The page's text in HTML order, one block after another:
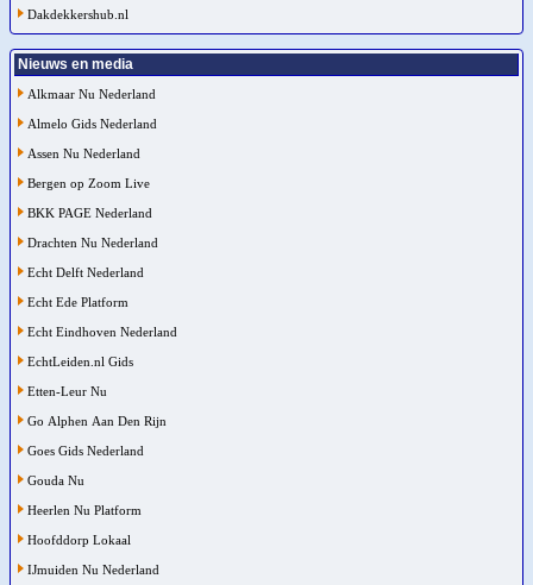
Dakdekkershub.nl
Nieuws en media
Alkmaar Nu Nederland
Almelo Gids Nederland
Assen Nu Nederland
Bergen op Zoom Live
BKK PAGE Nederland
Drachten Nu Nederland
Echt Delft Nederland
Echt Ede Platform
Echt Eindhoven Nederland
EchtLeiden.nl Gids
Etten-Leur Nu
Go Alphen Aan Den Rijn
Goes Gids Nederland
Gouda Nu
Heerlen Nu Platform
Hoofddorp Lokaal
IJmuiden Nu Nederland